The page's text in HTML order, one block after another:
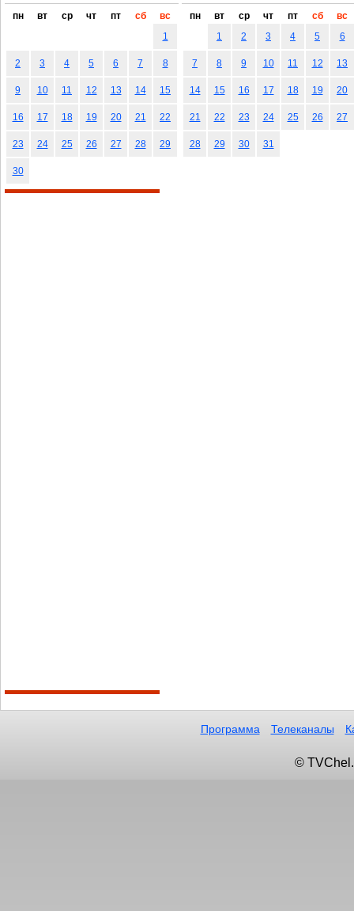
пн вт ср чт пт сб
вс
1
2 3 4 5 6 7 8
9 10 11 12 13 14 15
16 17 18 19 20 21 22
23 24 25 26 27 28 29
30
пн вт ср чт пт сб
вс
1
2 3 4 5 6
7 8 9 10 11 12 13
14 15 16 17 18 19 20
21 22 23 24 25 26 27
28 29 30 31
Программа Телеканалы
©